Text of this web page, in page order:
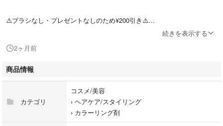
⚠️ブラシなし・プレゼントなしのため¥200引き⚠️
✅白髪のない方、白髪のある方どちらもお使い頂けます♡
✅カラー１本追加で＋¥1,600です（組み合わせ自由）
続きを表示する
2ヶ月前
商品情報
カテゴリ
コスメ/美容
› ヘアケア/スタイリング
› カラーリング剤